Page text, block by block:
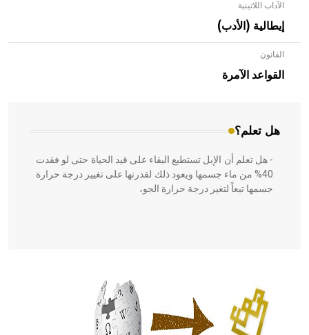
الآداب اللاتينية
إيطالية (الأدب)
القانون
القواعد الآمرة
هل تعلم؟
- هل تعلم أن الأبلق نوع من الفنون الهندسية التي ارتبطت
بالعمارة الإسلامية في بلاد الشام ومصر خاصة، حيث يحرص
المعمار على بناء مداميكه وخاصة في الواجهات
- هل تعلم أن الإبل تستطيع البقاء على قيد الحياة حتى لو فقدت
40% من ماء جسمها ويعود ذلك لقدرتها على تغيير درجة حرارة
جسمها تبعاً لتغير درجة حرارة الجو،
الحكم، الأدلة، تنظيم التغذية، ورسالته في جروح الرأس. ويعود
له الفضل بأنه حرر الطب من الدين والفلسفة.